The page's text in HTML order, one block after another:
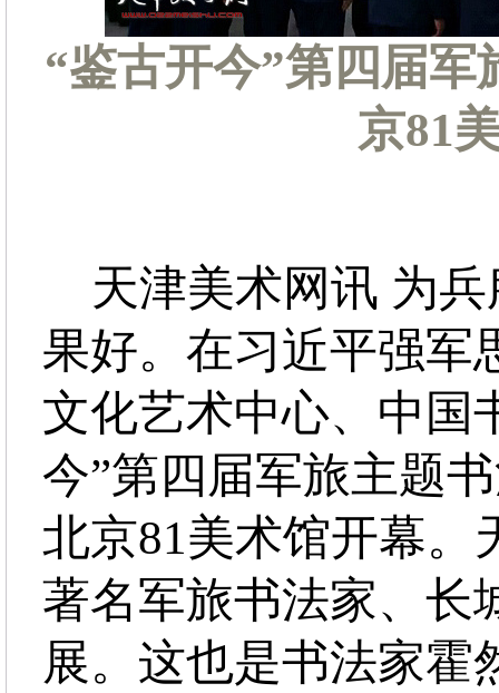
“鉴古开今”第四届军
京81
天津美术网讯 为兵
果好。在习近平强军
文化艺术中心、中国
今”第四届军旅主题
北京81美术馆开幕。
著名军旅书法家、长
展。这也是书法家霍